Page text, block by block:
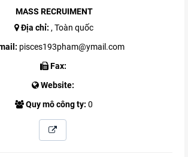
MASS RECRUIMENT
Địa chỉ: , Toàn quốc
pisces193pham@ymail.com
Fax:
Website:
Quy mô công ty: 0